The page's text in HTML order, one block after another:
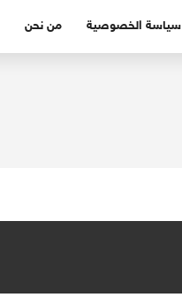
سياسة الخصوصية من نحن